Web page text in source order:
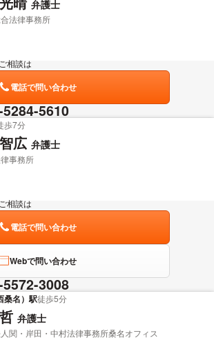
弁護士
法律事務所
相談は
電話で問い合わせ
5610
歩7分
広 弁護士
事務所
相談は
電話で問い合わせ
Webで問い合わせ
3008
桑名）駅徒歩5分
弁護士
関・岸田・中村法律事務所桑名オフィス